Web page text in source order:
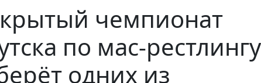
чемпионат
по мас-рестлингу
одних из